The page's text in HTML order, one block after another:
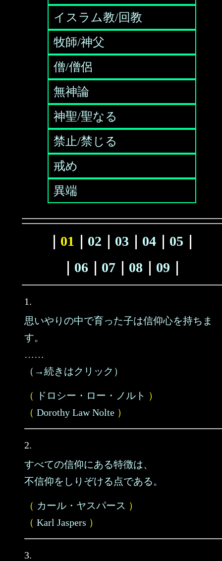
イスラム教/回教
牧師/神父
僧/僧侶
無神論
神聖/聖なる
禁止/禁じる
戒め
異端
01 02 03 04 05
06｜ 07｜ 08 09
1.
思いやりの中で育った子は信仰心を持ちま
す。
……
（→続きはクリック）
（ ドロシー・ロー・ノルト ）
（ Dorothy Law Nolte ）
2.
すべての信仰にある特徴は、
不信仰をしりぞける点である。
（ カール・ヤスパース ）
（ Karl Jaspers ）
3.